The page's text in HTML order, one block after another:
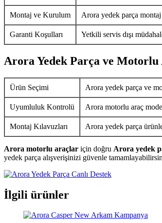
Montaj ve Kurulum Arora yedek parça
Garanti Koşulları Yetkili servis dışı
Arora Yedek Parça ve
Ürün Seçimi Arora yedek parça ve
Uyumluluk Kontrolü Arora motorlu araç
Montaj Kılavuzları Arora yedek parça
Arora motorlu araçlar için doğru Arora yedek
yedek parça alışverişinizi güvenle
İlgili ürünler